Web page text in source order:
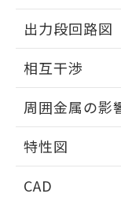
外形図
出力段回路図
出力段回路図
相互干渉
相互干渉
周囲金属の影
周囲金属の影響
特性図
CAD
用者
指し
るもので
ものではあ
また、
物質の対
荷製品に
欄に対応
既に当社
り、2022
す。